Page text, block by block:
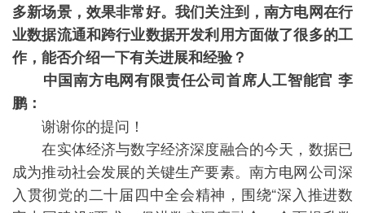
多新场景，效果非常好。我们关注到，南方电网在行
业数据流通和跨行业数据开发利用方面做了很多的工
作，能否介绍一下有关进展和经验？
中国南方电网有限责任公司首席人工智能官 李
鹏：
谢谢你的提问！
在实体经济与数字经济深度融合的今天，数据已
成为推动社会发展的关键生产要素。南方电网公司深
入贯彻党的二十届四中全会精神，围绕“深入推进数